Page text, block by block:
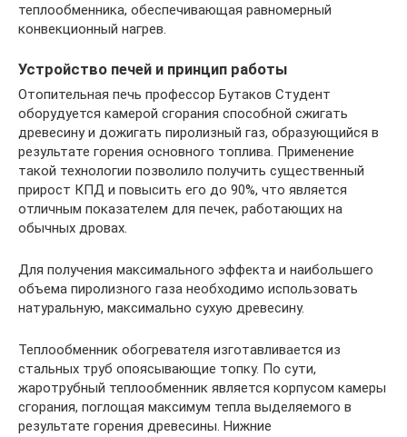
теплообменника, обеспечивающая равномерный
конвекционный нагрев.
Устройство печей и принцип работы
Отопительная печь профессор Бутаков Студент
оборудуется камерой сгорания способной сжигать
древесину и дожигать пиролизный газ, образующийся в
результате горения основного топлива. Применение
такой технологии позволило получить существенный
прирост КПД и повысить его до 90%, что является
отличным показателем для печек, работающих на
обычных дровах.
Для получения максимального эффекта и наибольшего
объема пиролизного газа необходимо использовать
натуральную, максимально сухую древесину.
Теплообменник обогревателя изготавливается из
стальных труб опоясывающие топку. По сути,
жаротрубный теплообменник является корпусом камеры
сгорания, поглощая максимум тепла выделяемого в
результате горения древесины. Нижние